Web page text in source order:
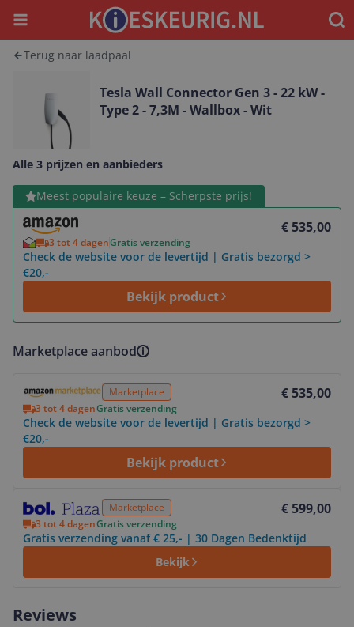
Menu
Terug naar laadpaal
Tesla Wall Connector Gen 3 - 22 kW -
Type 2 - 7,3M - Wallbox - Wit
Alle 3 prijzen en aanbieders
Meest populaire keuze – Scherpste prijs!
€ 535,00
3 tot 4 dagenGratis verzending
Check de website voor de levertijd | Gratis bezorgd >
€20,-
Bekijk product
Bekijk product
Marketplace aanbod
Marketplace € 535,00
3 tot 4 dagenGratis verzending
Check de website voor de levertijd | Gratis bezorgd >
€20,-
Bekijk product
Marketplace € 599,00
3 tot 4 dagenGratis verzending
Gratis verzending vanaf € 25,- | 30 Dagen Bedenktijd
Bekijk
Reviews